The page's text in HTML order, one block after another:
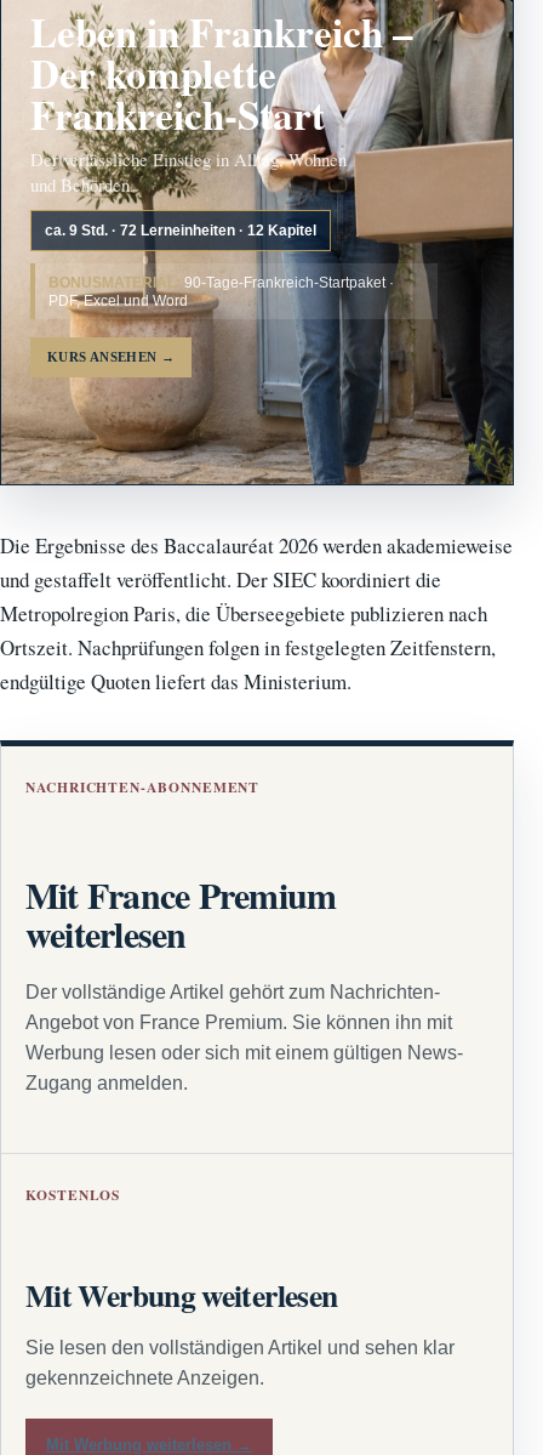
Leben in Frankreich –
Der komplette
Frankreich-Start
Der verlässliche Einstieg in Alltag, Wohnen
und Behörden.
ca. 9 Std. · 72 Lerneinheiten · 12 Kapitel
BONUSMATERIAL: 90-Tage-Frankreich-Startpaket ·
PDF, Excel und Word
KURS ANSEHEN →
Die Ergebnisse des Baccalauréat 2026 werden akademieweise
und gestaffelt veröffentlicht. Der SIEC koordiniert die
Metropolregion Paris, die Überseegebiete publizieren nach
Ortszeit. Nachprüfungen folgen in festgelegten Zeitfenstern,
endgültige Quoten liefert das Ministerium.
NACHRICHTEN-ABONNEMENT
Mit France Premium
weiterlesen
Der vollständige Artikel gehört zum Nachrichten-
Angebot von France Premium. Sie können ihn mit
Werbung lesen oder sich mit einem gültigen News-
Zugang anmelden.
KOSTENLOS
Mit Werbung weiterlesen
Sie lesen den vollständigen Artikel und sehen klar
gekennzeichnete Anzeigen.
Mit Werbung weiterlesen →